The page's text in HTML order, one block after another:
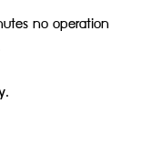
no operation